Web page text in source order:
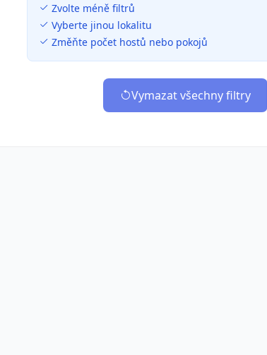
Zvolte méně filtrů
Vyberte jinou lokalitu
Změňte počet hostů nebo pokojů
Vymazat všechny filtry